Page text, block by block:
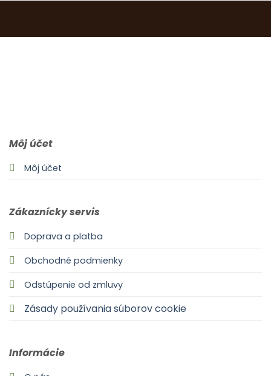
Môj účet
Môj účet
Zákaznícky servis
Doprava a platba
Obchodné podmienky
Odstúpenie od zmluvy
Zásady používania súborov cookie
Informácie